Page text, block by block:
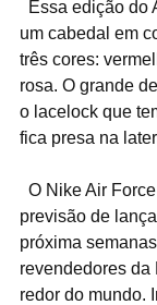
um cabedal em
três cores:
rosa. O grande
o lacelock que
fica presa na
previsão de
próxima
revendedores da
redor do mundo.